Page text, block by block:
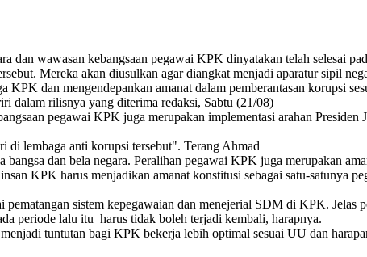
dan wawasan kebangsaan pegawai KPK dinyatakan telah selesai
Mereka akan diusulkan agar diangkat menjadi aparatur sipil
KPK dan mengendepankan amanat dalam pemberantasan korupsi
dalam rilisnya yang diterima redaksi, Sabtu (21/08)
pegawai KPK juga merupakan implementasi arahan
lembaga anti korupsi tersebut". Terang Ahmad
dan bela negara. Peralihan pegawai KPK juga merupakan
KPK harus menjadikan amanat konstitusi sebagai satu-satunya
sistem kepegawaian dan menejerial SDM di KPK. Jelas
periode lalu itu harus tidak boleh terjadi kembali, harapnya.
tuntutan bagi KPK bekerja lebih optimal sesuai UU dan